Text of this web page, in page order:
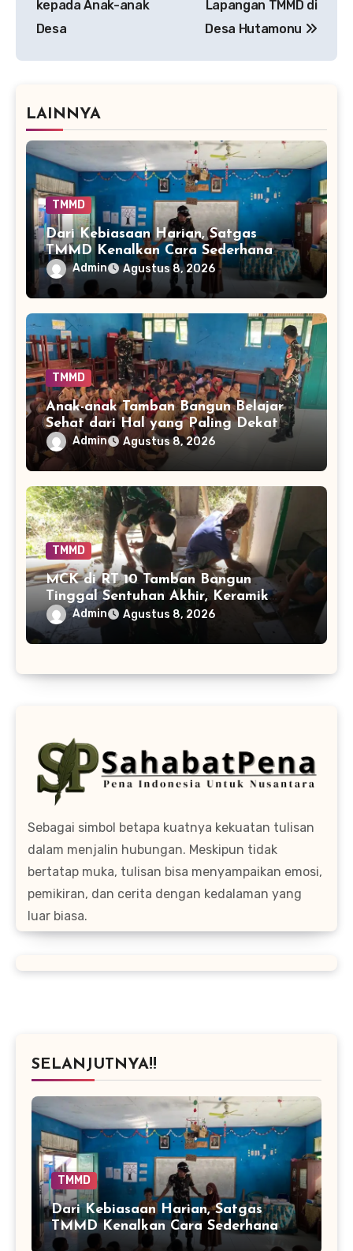
kepada Anak-anak
Desa
Lapangan TMMD di
Desa Hutamonu
LAINNYA
TMMD
Dari Kebiasaan Harian, Satgas
TMMD Kenalkan Cara Sederhana
Mencegah Penyakit Sejak Dini
Admin Agustus 8, 2026
TMMD
Anak-anak Tamban Bangun Belajar
Sehat dari Hal yang Paling Dekat
dengan Keseharian
Admin Agustus 8, 2026
TMMD
MCK di RT 10 Tamban Bangun
Tinggal Sentuhan Akhir, Keramik
Capai 75 Persen
Admin Agustus 8, 2026
Sebagai simbol betapa kuatnya kekuatan tulisan
dalam menjalin hubungan. Meskipun tidak
bertatap muka, tulisan bisa menyampaikan emosi,
pemikiran, dan cerita dengan kedalaman yang
luar biasa.
SELANJUTNYA!!
TMMD
Dari Kebiasaan Harian, Satgas
TMMD Kenalkan Cara Sederhana
Mencegah Penyakit Sejak Dini